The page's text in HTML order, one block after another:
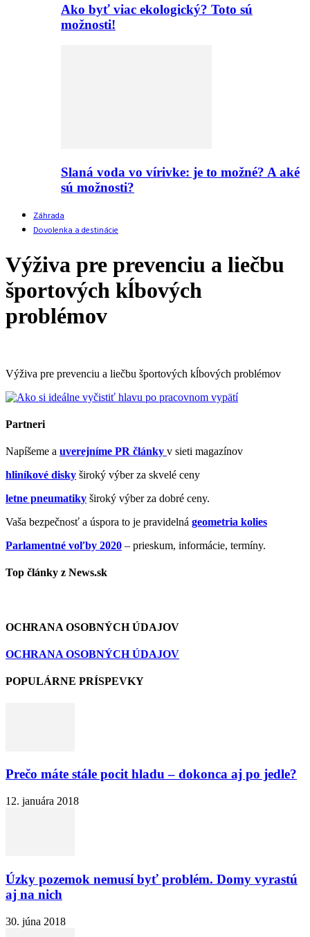
Ako byť viac ekologický? Toto sú
možnosti!
Slaná voda vo vírivke: je to možné? A aké
sú možnosti?
Záhrada
Dovolenka a destinácie
Výživa pre prevenciu a liečbu
športových kĺbových
problémov
Výživa pre prevenciu a liečbu športových kĺbových problémov
Partneri
Napíšeme a uverejníme PR články v sieti magazínov
hliníkové disky široký výber za skvelé ceny
letne pneumatiky široký výber za dobré ceny.
Vaša bezpečnosť a úspora to je pravidelná geometria kolies
Parlamentné voľby 2020 – prieskum, informácie, termíny.
Top články z News.sk
OCHRANA OSOBNÝCH ÚDAJOV
OCHRANA OSOBNÝCH ÚDAJOV
POPULÁRNE PRÍSPEVKY
Prečo máte stále pocit hladu – dokonca aj po jedle?
12. januára 2018
Úzky pozemok nemusí byť problém. Domy vyrastú
aj na nich
30. júna 2018